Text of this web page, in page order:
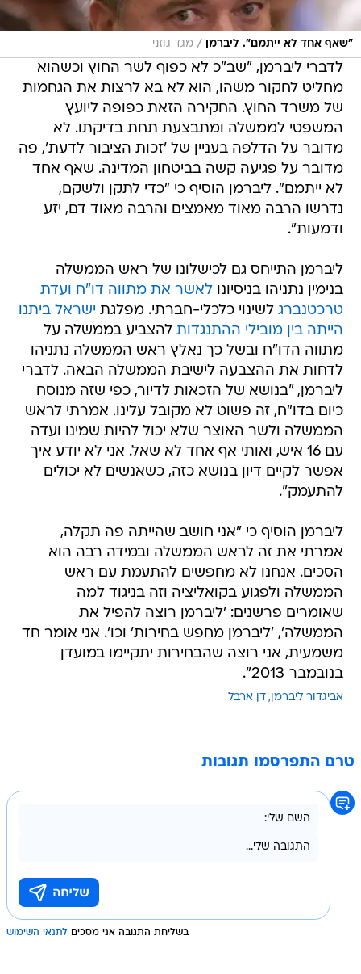
"שאף אחד לא ייתמם". ליברמן / מגד גוזני
לדברי ליברמן, "שב"כ לא כפוף לשר החוץ וכשהוא
מחליט לחקור משהו, הוא לא בא לרצות את הגחמות
של משרד החוץ. החקירה הזאת כפופה ליועץ
המשפטי לממשלה ומתבצעת תחת בדיקתו. לא
מדובר על הדלפה בעניין של 'זכות הציבור לדעת', פה
מדובר על פגיעה קשה בביטחון המדינה. שאף אחד
לא ייתמם". ליברמן הוסיף כי "כדי לתקן ולשקם,
נדרשו הרבה מאוד מאמצים והרבה מאוד דם, יזע
ודמעות".
ליברמן התייחס גם לכישלונו של ראש הממשלה
בנימין נתניהו בניסיונולאשר את מתווה דו"ח ועדת
טרכטנברג לשינוי כלכלי-חברתי. מפלגת ישראל ביתנו
הייתה בין מובילי ההתנגדות להצביע בממשלה על
מתווה הדו"ח ובשל כך נאלץ ראש הממשלה נתניהו
לדחות את ההצבעה לישיבת הממשלה הבאה. לדברי
ליברמן, "בנושא של הזכאות לדיור, כפי שזה מנוסח
כיום בדו"ח, זה פשוט לא מקובל עלינו. אמרתי לראש
הממשלה ולשר האוצר שלא יכול להיות שמינו ועדה
עם 16 איש, ואותי אף אחד לא שאל. אני לא יודע איך
אפשר לקיים דיון בנושא כזה, כשאנשים לא יכולים
להתעמק".
ליברמן הוסיף כי "אני חושב שהייתה פה תקלה,
אמרתי את זה לראש הממשלה ובמידה רבה הוא
הסכים. אנחנו לא מחפשים להתעמת עם ראש
הממשלה ולפגוע בקואליציה וזה בניגוד למה
שאומרים פרשנים: 'ליברמן רוצה להפיל את
הממשלה', 'ליברמן מחפש בחירות' וכו'. אני אומר חד
משמעית, אני רוצה שהבחירות יתקיימו במועדן
בנובמבר 2013".
אביגדור ליברמן דן ארבל
טרם התפרסמו תגובות
בשליחת התגובה אני מסכים לתנאי השימוש